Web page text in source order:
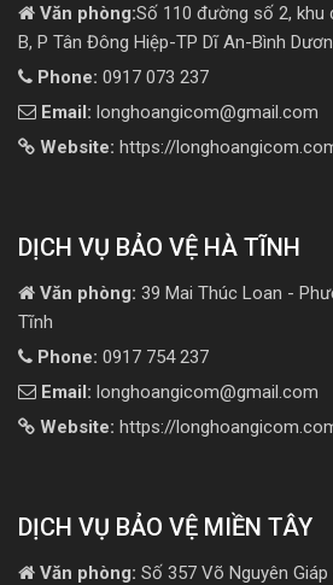
Văn phòng:Số 110 đường số 2, khu
B, P Tân Đông Hiệp-TP Dĩ An-Bình
Phone: 0917 073 237
Email: longhoangicom@gmail.com
Website: https://
DỊCH VỤ BẢO VỆ HÀ TĨNH
Văn phòng: 39 Mai Thúc Loan -
Tĩnh
Phone: 0917 754 237
Email: longhoangicom@gmail.com
Website: https://
DỊCH VỤ BẢO VỆ MIỀN TÂY
Văn phòng: Số 357 Võ Nguyên